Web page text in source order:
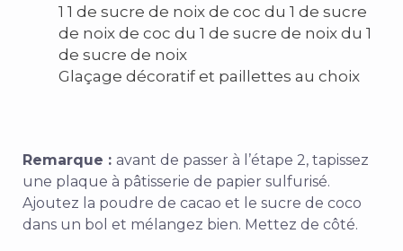
1 1 de sucre de noix de coc du 1 de sucre
de noix de coc du 1 de sucre de noix du 1
de sucre de noix
Glaçage décoratif et paillettes au choix
Remarque : avant de passer à l’étape 2, tapissez
une plaque à pâtisserie de papier sulfurisé.
Ajoutez la poudre de cacao et le sucre de coco
dans un bol et mélangez bien. Mettez de côté.